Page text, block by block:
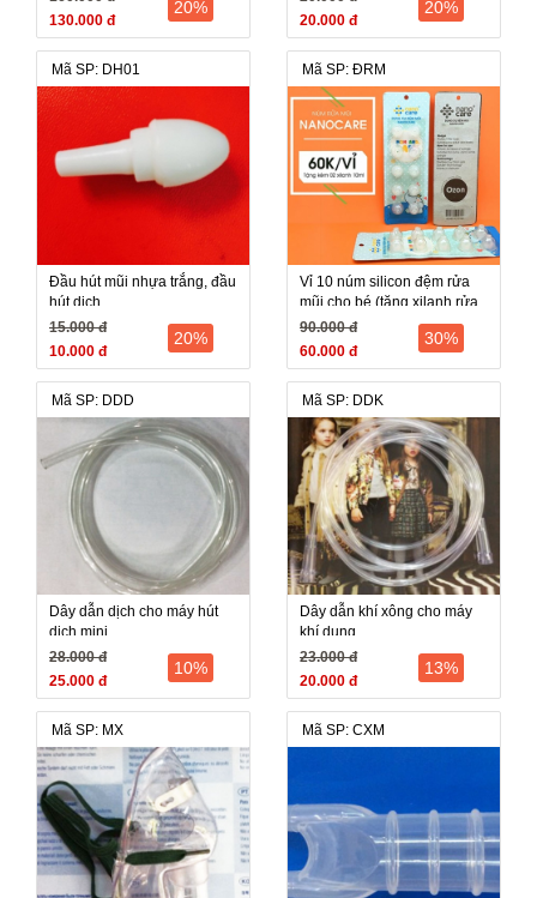
130.000 đ
20%
20.000 đ
20%
Mã SP: DH01
Đầu hút mũi nhựa trắng, đầu
hút dịch
15.000 đ
10.000 đ
20%
Mã SP: ĐRM
Vỉ 10 núm silicon đệm rửa
mũi cho bé (tặng xilanh rửa
mũi)
90.000 đ
60.000 đ
30%
Mã SP: DDD
Dây dẫn dịch cho máy hút
dịch mini
28.000 đ
25.000 đ
10%
Mã SP: DDK
Dây dẫn khí xông cho máy
khí dung
23.000 đ
20.000 đ
13%
Mã SP: MX Mã SP: CXM